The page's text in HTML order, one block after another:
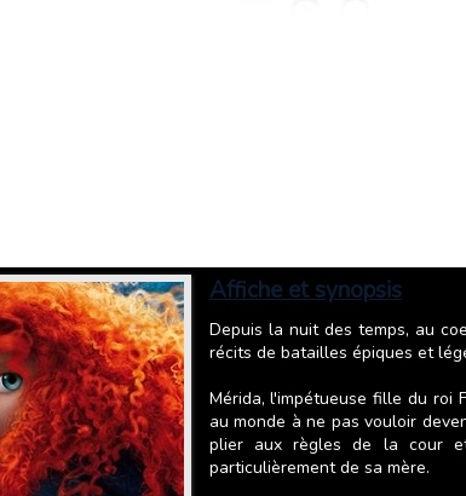
Affiche et synopsis
Depuis la nuit des temps, au
récits de batailles épiques et
Mérida, l'impétueuse fille du roi
au monde à ne pas vouloir
plier aux règles de la cour
particulièrement de sa mère.